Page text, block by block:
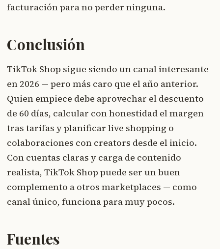
facturación para no perder ninguna.
Conclusión
TikTok Shop sigue siendo un canal interesante
en 2026 — pero más caro que el año anterior.
Quien empiece debe aprovechar el descuento
de 60 días, calcular con honestidad el margen
tras tarifas y planificar live shopping o
colaboraciones con creators desde el inicio.
Con cuentas claras y carga de contenido
realista, TikTok Shop puede ser un buen
complemento a otros marketplaces — como
canal único, funciona para muy pocos.
Fuentes